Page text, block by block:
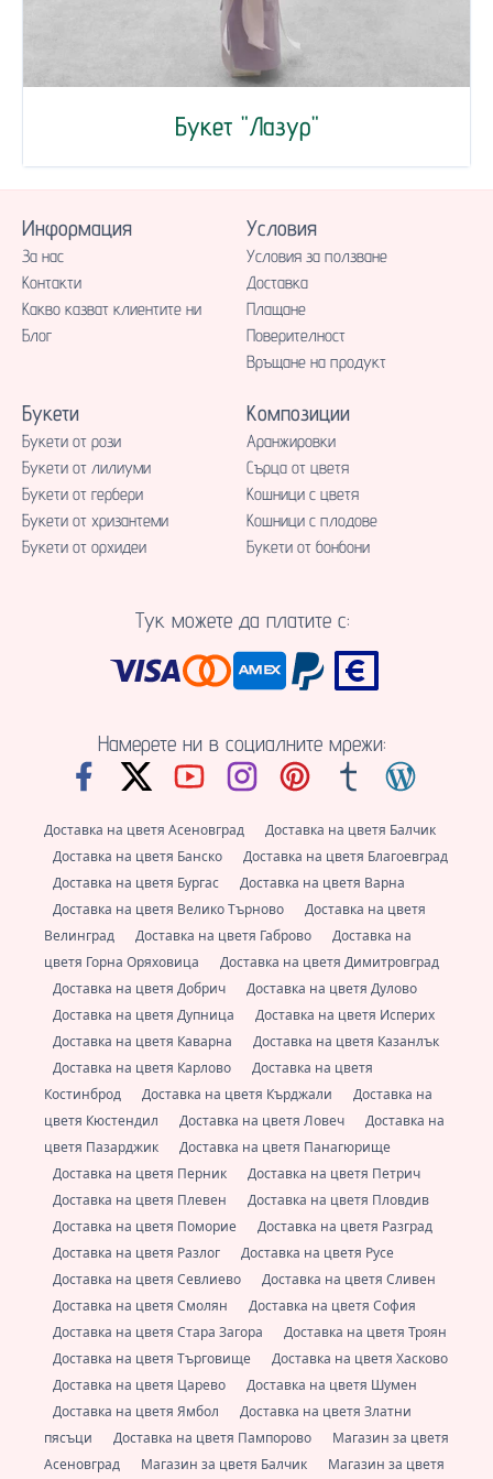
Букет "Лазур"
Информация
За нас
Контакти
Какво казват клиентите ни
Блог
Условия
Условия за ползване
Доставка
Плащане
Поверителност
Връщане на продукт
Букети
Букети от рози
Букети от лилиуми
Букети от гербери
Букети от хризантеми
Букети от орхидеи
Композиции
Аранжировки
Сърца от цветя
Кошници с цветя
Кошници с плодове
Букети от бонбони
Тук можете да платите с:
Намерете ни в социалните мрежи:
Доставка на цветя Асеновград
Доставка на цветя Балчик
Доставка на цветя Банско
Доставка на цветя Благоевград
Доставка на цветя Бургас
Доставка на цветя Варна
Доставка на цветя Велико Търново
Доставка на цветя
Велинград
Доставка на цветя Габрово
Доставка на
цветя Горна Оряховица
Доставка на цветя Димитровград
Доставка на цветя Добрич
Доставка на цветя Дулово
Доставка на цветя Дупница
Доставка на цветя Исперих
Доставка на цветя Каварна
Доставка на цветя Казанлък
Доставка на цветя Карлово
Доставка на цветя
Костинброд
Доставка на цветя Кърджали
Доставка на
цветя Кюстендил
Доставка на цветя Ловеч
Доставка на
цветя Пазарджик
Доставка на цветя Панагюрище
Доставка на цветя Перник
Доставка на цветя Петрич
Доставка на цветя Плевен
Доставка на цветя Пловдив
Доставка на цветя Поморие
Доставка на цветя Разград
Доставка на цветя Разлог
Доставка на цветя Русе
Доставка на цветя Севлиево
Доставка на цветя Сливен
Доставка на цветя Смолян
Доставка на цветя София
Доставка на цветя Стара Загора
Доставка на цветя Троян
Доставка на цветя Търговище
Доставка на цветя Хасково
Доставка на цветя Царево
Доставка на цветя Шумен
Доставка на цветя Ямбол
Доставка на цветя Златни
пясъци
Доставка на цветя Пампорово
Магазин за цветя
Асеновград
Магазин за цветя Балчик
Магазин за цветя